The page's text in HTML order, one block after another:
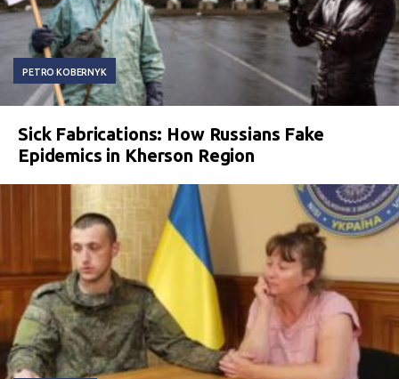
PETRO KOBERNYK
Sick Fabrications: How Russians Fake
Epidemics in Kherson Region